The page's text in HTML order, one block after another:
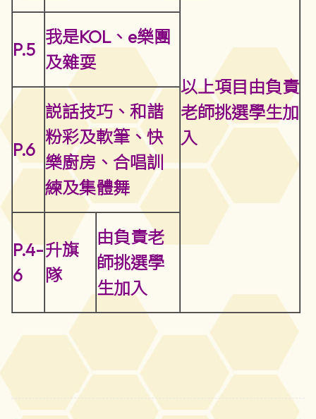
以上項目由負責
老師挑選學生加
入
P.5
我是KOL、e樂團
及雜耍
P.6
説話技巧、和諧
粉彩及軟筆、快
樂廚房、 合唱訓
練及集體舞
P.4-
6
升旗
隊
由負責老
師挑選學
生加入